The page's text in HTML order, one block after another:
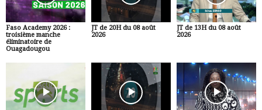
Faso Academy 2026 :
troisième manche
éliminatoire de
Ouagadougou
JT de 20H du 08 août
2026
JT de 13H du 08 août
2026